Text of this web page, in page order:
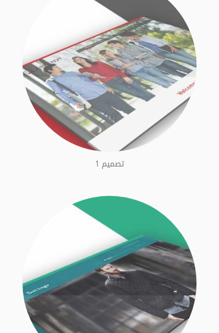
تصميم 1